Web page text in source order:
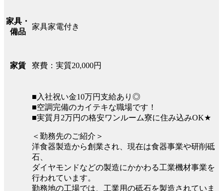
家具・
備品
家具家電付き
家賃 寮費：実質20,000円
■入社祝い金10万円支給あり◎
■空調完備のカイテキな職場です！
■実質月2万円の格安ワンルーム寮に住み込みOK★
＜勤務先のご紹介＞
洋食器製造から創業され、現在は食器事業や研削砥
石、
ダイヤモンドなどの製造にかかわる工業機材事業を
行われています。
勤務地の工場では、工業用の砥石を製造されていま